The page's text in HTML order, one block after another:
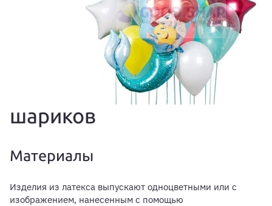
шариков
Материалы
Изделия из латекса выпускают одноцветными или с
изображением, нанесенным с помощью